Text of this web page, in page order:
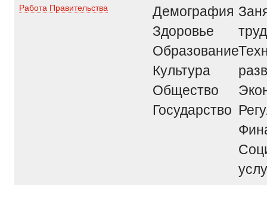
Работа Правительства
Демография
Здоровье
Образование
Культура
Общество
Государство
труд